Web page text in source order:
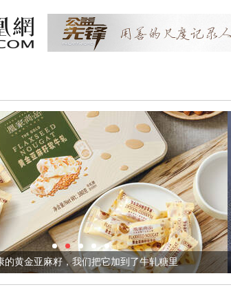
，我们把它加到了牛轧糖里 被列入佛家